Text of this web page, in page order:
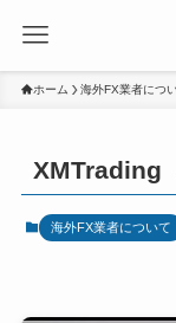
ホーム 海外FX業者につ
XMTrading
海外FX業者について